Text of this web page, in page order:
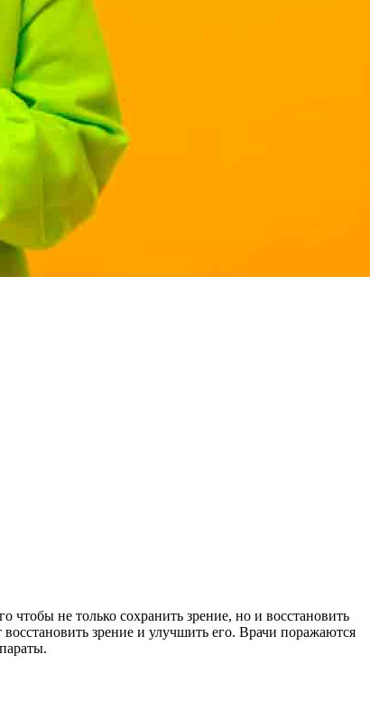
не только сохранить зрение, но и восстановить
зрение и улучшить его. Врачи поражаются